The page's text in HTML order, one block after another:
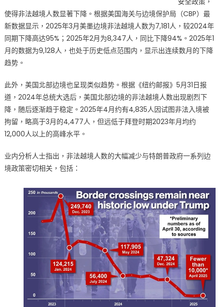
史
新
低
特
2.0
强
硬
移
策
效〉
中
使得非法越境人数显著下降。根据美国海关与边境保护局（CBP）最
新数据显示，2025年3月美墨边境非法越境人数为7,181人，较2024年
同期下降高达95%；2025年2月为8,347人，同比下降94%。2025年1
月的数据为9,128人，也处于历史低点范围内，显示出连续数月的下降
趋势。
此外，美国北部边境也呈现类似趋势。根据《纽约邮报》5月31日报
道，2024年总统大选后，美国北部边境的非法越境人数出现剧烈下
降，随后逐渐趋于稳定。2025年4月约有4,835人因试图非法入境被
拘留，略高于3月的4,477人，但远低于拜登时期2023年月均约
12,000人以上的高峰水平。
业内分析人士指出，非法越境人数的大幅减少与特朗普政府一系列边
境政策密切相关，包括：